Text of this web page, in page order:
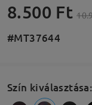
8.500 Ft
#MT37644
Szín kiválasztása: